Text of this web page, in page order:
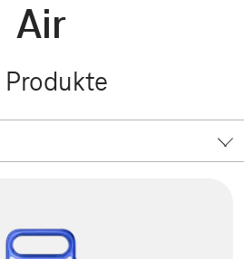
Air
Produkte